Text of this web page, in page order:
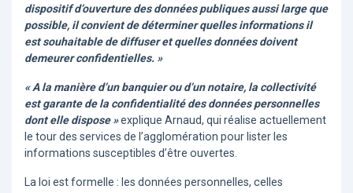
dispositif d’ouverture des données publiques aussi large que
possible, il convient de déterminer quelles informations il
est souhaitable de diffuser et quelles données doivent
demeurer confidentielles. »
« A la manière d’un banquier ou d’un notaire, la collectivité
est garante de la confidentialité des données personnelles
dont elle dispose »explique Arnaud, qui réalise actuellement
le tour des services de l’agglomération pour lister les
informations susceptibles d’être ouvertes.
La loi est formelle : les données personnelles, celles